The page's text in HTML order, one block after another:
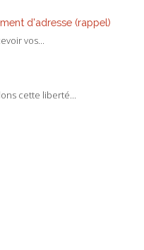
d'adresse (rappel)
vos...
cette liberté...